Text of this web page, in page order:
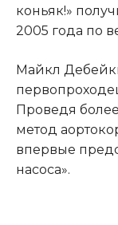
коньяк!»
2005 года по
Майкл
Проведя
метод
впервые
насоса».